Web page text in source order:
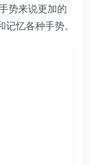
势来说更加的
忆各种手势。